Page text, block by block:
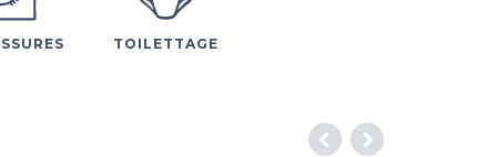
TOILETTAGE